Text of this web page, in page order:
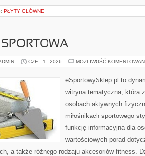
PŁYTY GŁÓWNE
CZE - 1 - 2026 MOŻLIWOŚĆ
eSportowySklep.pl to
witryna tematyczna, która
osobach aktywnych
miłośnikach sportowego
funkcję informacyjną dla
wartościowych porad
a także różnego rodzaju akcesoriów fitness.